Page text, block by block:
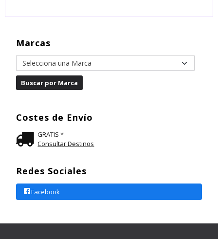
Marcas
Costes de Envío
GRATIS *
Consultar Destinos
Redes Sociales
Facebook